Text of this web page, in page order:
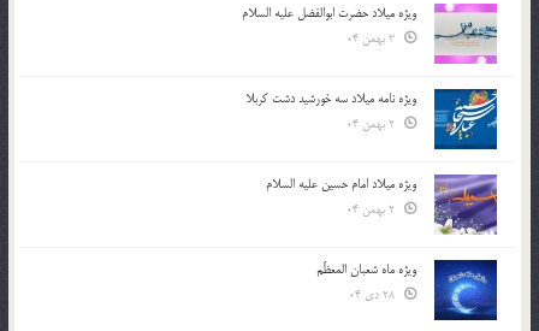
ویژه میلاد حضرت ابوالفضل علیه السلام
ویژه نامه میلاد سه خورشید دشت کربلا
ویژه میلاد امام حسین علیه السلام
ویژه ماه شعبان المعظّم